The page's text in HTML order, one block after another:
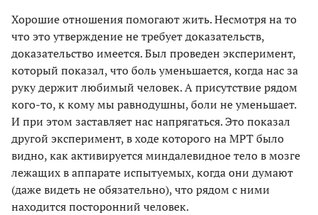
Хорошие отношения помогают жить. Несмотря на то
что это утверждение не требует доказательств,
доказательство имеется. Был проведен эксперимент,
который показал, что боль уменьшается, когда нас за
руку держит любимый человек. А присутствие рядом
кого-то, к кому мы равнодушны, боли не уменьшает.
И при этом заставляет нас напрягаться. Это показал
другой эксперимент, в ходе которого на МРТ было
видно, как активируется миндалевидное тело в мозге
лежащих в аппарате испытуемых, когда они думают
(даже видеть не обязательно), что рядом с ними
находится посторонний человек.